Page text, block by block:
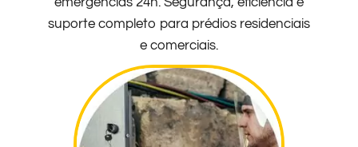
suporte completo para prédios residenciais
e comerciais.